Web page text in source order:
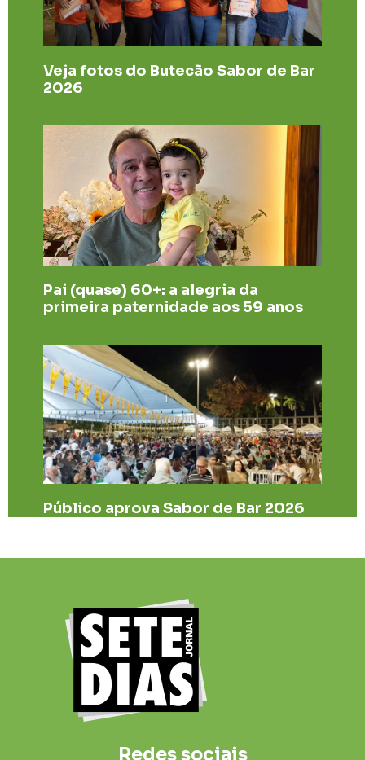
Veja fotos do Butecão Sabor de Bar
2026
Pai (quase) 60+: a alegria da
primeira paternidade aos 59 anos
Público aprova Sabor de Bar 2026
Redes sociais